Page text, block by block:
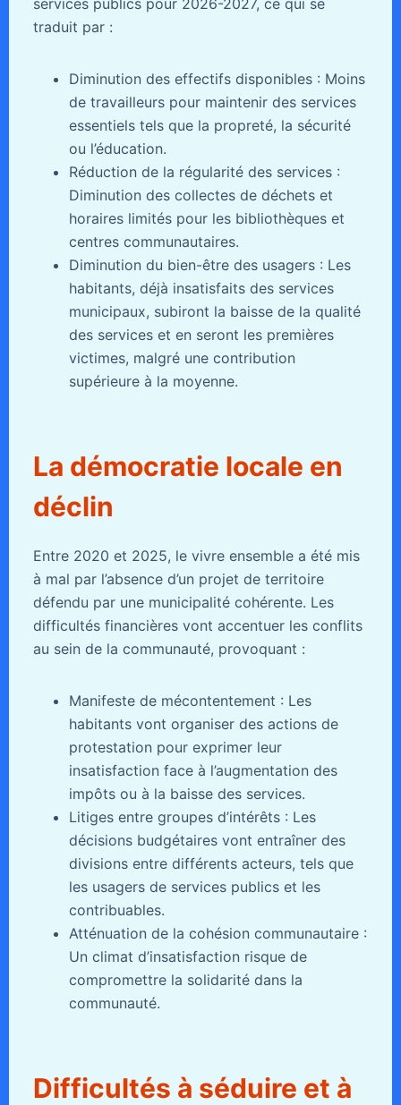
traduit par :
Diminution des effectifs disponibles : Moins
de travailleurs pour maintenir des services
essentiels tels que la propreté, la sécurité
ou l’éducation.
Réduction de la régularité des services :
Diminution des collectes de déchets et
horaires limités pour les bibliothèques et
centres communautaires.
Diminution du bien-être des usagers : Les
habitants, déjà insatisfaits des services
municipaux, subiront la baisse de la qualité
des services et en seront les premières
victimes, malgré une contribution
supérieure à la moyenne.
La démocratie locale en
déclin
Entre 2020 et 2025, le vivre ensemble a été mis
à mal par l’absence d’un projet de territoire
défendu par une municipalité cohérente. Les
difficultés financières vont accentuer les conflits
au sein de la communauté, provoquant :
Manifeste de mécontentement : Les
habitants vont organiser des actions de
protestation pour exprimer leur
insatisfaction face à l’augmentation des
impôts ou à la baisse des services.
Litiges entre groupes d’intérêts : Les
décisions budgétaires vont entraîner des
divisions entre différents acteurs, tels que
les usagers de services publics et les
contribuables.
Atténuation de la cohésion communautaire :
Un climat d’insatisfaction risque de
compromettre la solidarité dans la
communauté.
Difficultés à séduire et à